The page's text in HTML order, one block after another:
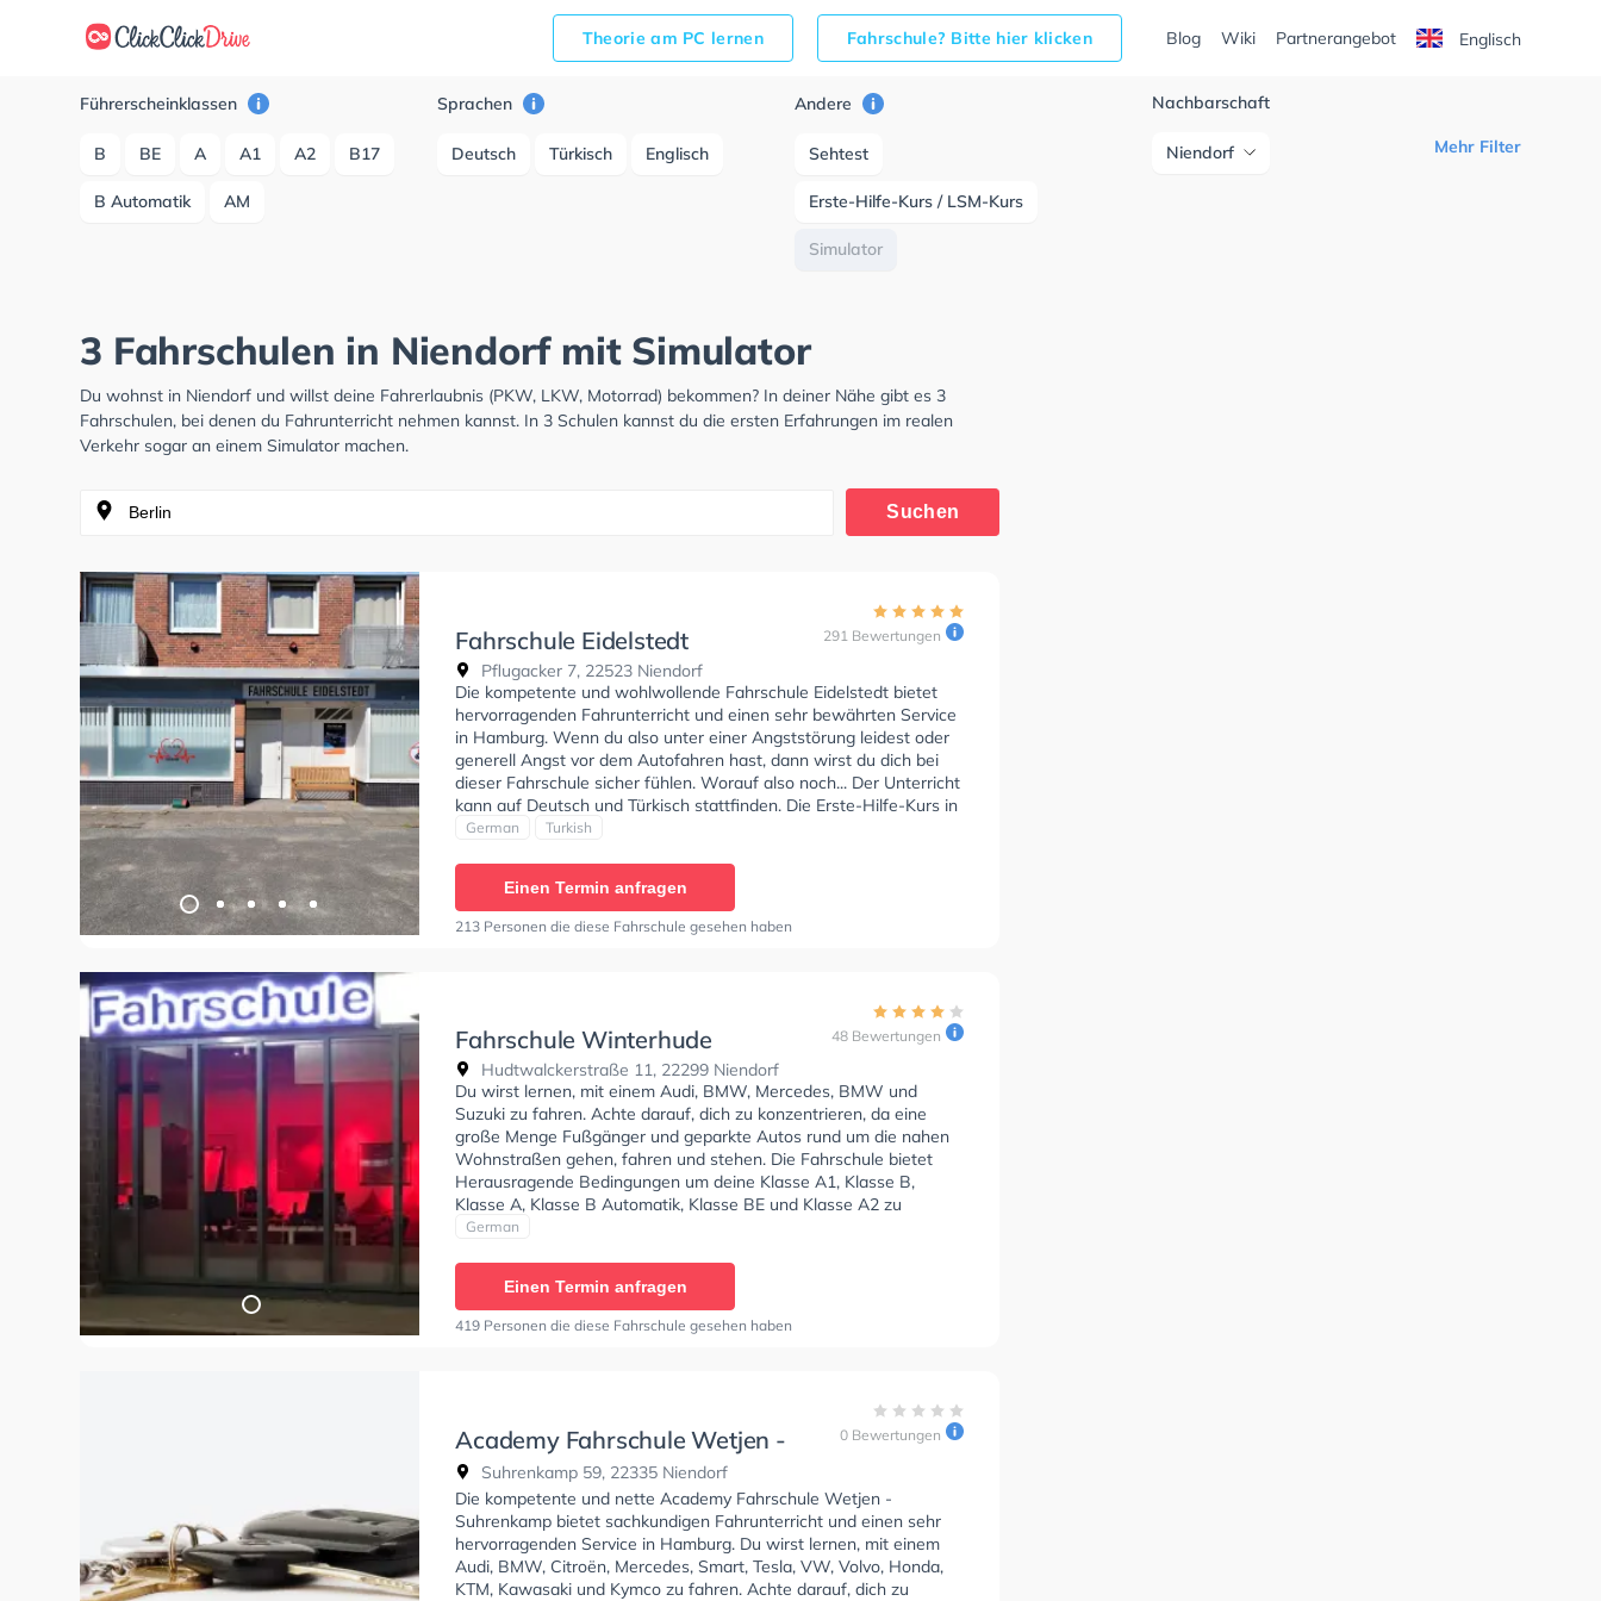
Theorie am PC lernen Fahrschule? Bitte hier klicken Blog Wiki Partnerangebot Englisch
Führerscheinklassen
B BE A A1 A2 B17
B Automatik AM
Sprachen
Deutsch Türkisch Englisch
Andere
Sehtest
Erste-Hilfe-Kurs / LSM-Kurs
Simulator
Nachbarschaft
Niendorf Mehr Filter
3 Fahrschulen in Niendorf mit Simulator
Du wohnst in Niendorf und willst deine Fahrerlaubnis (PKW, LKW, Motorrad) bekommen? In deiner Nähe gibt es 3
Fahrschulen, bei denen du Fahrunterricht nehmen kannst. In 3 Schulen kannst du die ersten Erfahrungen im realen
Verkehr sogar an einem Simulator machen.
Suchen
Fahrschule Eidelstedt
Pflugacker 7, 22523 Niendorf
291 Bewertungen
Die kompetente und wohlwollende Fahrschule Eidelstedt bietet
hervorragenden Fahrunterricht und einen sehr bewährten Service
in Hamburg. Wenn du also unter einer Angststörung leidest oder
generell Angst vor dem Autofahren hast, dann wirst du dich bei
dieser Fahrschule sicher fühlen. Worauf also noch... Der Unterricht
kann auf Deutsch und Türkisch stattfinden. Die Erste-Hilfe-Kurs in
der Schule. Wir empfehlen dir auch online-theorie tests am PC zu
German Turkish
Einen Termin anfragen
213 Personen die diese Fahrschule gesehen haben
Fahrschule Winterhude
Hudtwalckerstraße 11, 22299 Niendorf
48 Bewertungen
Du wirst lernen, mit einem Audi, BMW, Mercedes, BMW und
Suzuki zu fahren. Achte darauf, dich zu konzentrieren, da eine
große Menge Fußgänger und geparkte Autos rund um die nahen
Wohnstraßen gehen, fahren und stehen. Die Fahrschule bietet
Herausragende Bedingungen um deine Klasse A1, Klasse B,
Klasse A, Klasse B Automatik, Klasse BE und Klasse A2 zu
erhalten.
German
Einen Termin anfragen
419 Personen die diese Fahrschule gesehen haben
Academy Fahrschule Wetjen -
Suhrenkamp
Suhrenkamp 59, 22335 Niendorf
0 Bewertungen
Die kompetente und nette Academy Fahrschule Wetjen -
Suhrenkamp bietet sachkundigen Fahrunterricht und einen sehr
hervorragenden Service in Hamburg. Du wirst lernen, mit einem
Audi, BMW, Citroën, Mercedes, Smart, Tesla, VW, Volvo, Honda,
KTM, Kawasaki und Kymco zu fahren. Achte darauf, dich zu